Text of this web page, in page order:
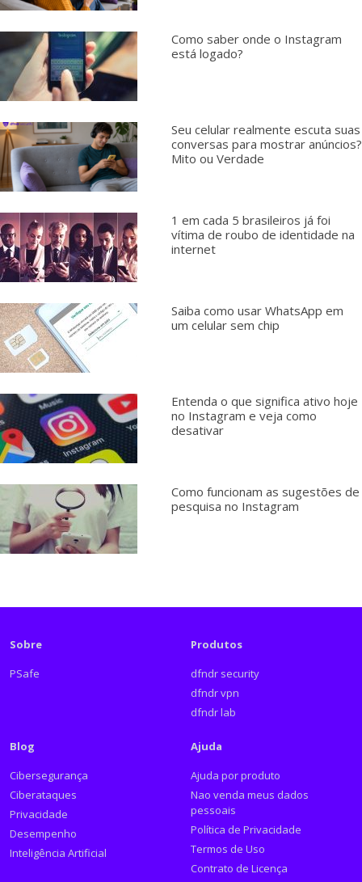
Como saber onde o Instagram
está logado?
Seu celular realmente escuta suas
conversas para mostrar anúncios?
Mito ou Verdade
1 em cada 5 brasileiros já foi
vítima de roubo de identidade na
internet
Saiba como usar WhatsApp em
um celular sem chip
Entenda o que significa ativo hoje
no Instagram e veja como
desativar
Como funcionam as sugestões de
pesquisa no Instagram
Sobre
PSafe
Produtos
dfndr security
dfndr vpn
dfndr lab
Blog
Cibersegurança
Ciberataques
Privacidade
Desempenho
Inteligência Artificial
Ajuda
Ajuda por produto
Nao venda meus dados
pessoais
Política de Privacidade
Termos de Uso
Contrato de Licença